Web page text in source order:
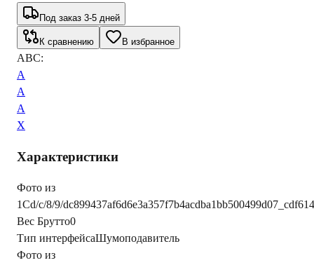
Под заказ 3-5 дней
К сравнению В избранное
ABC:
A
A
A
X
Характеристики
Фото из
1Сd/c/8/9/
Вес Брутто0
Тип интерфейсаШумоподавитель
Фото из